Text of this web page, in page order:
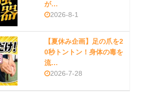
が…
2026-8-1
【夏休み企画】足の爪を2
0秒トントン！身体の毒を
流…
2026-7-28